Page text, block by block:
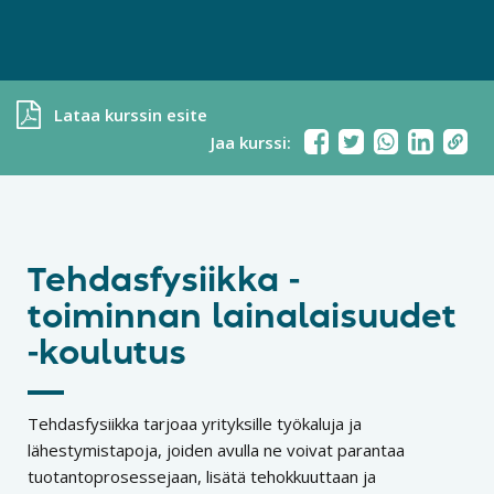
Lataa kurssin esite
Jaa kurssi:
Tehdasfysiikka -
toiminnan lainalaisuudet
-koulutus
Tehdasfysiikka tarjoaa yrityksille työkaluja ja
lähestymistapoja, joiden avulla ne voivat parantaa
tuotantoprosessejaan, lisätä tehokkuuttaan ja